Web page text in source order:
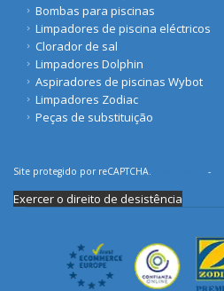
Bombas para piscinas
Limpadores de piscina eléctricos
Clorador de sal
Limpadores Dolphin
Aspiradores de piscinas Wybot
Limpadores Zodiac
Peças de substituição
Site protegido por reCAPTCHA. -
Exercer o direito de desistência